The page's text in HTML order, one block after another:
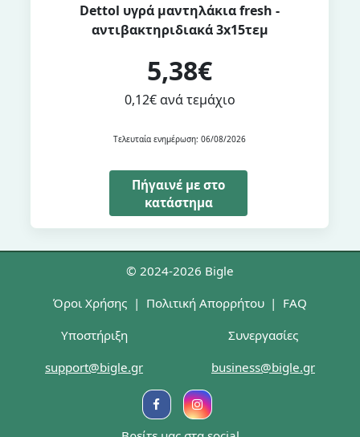
Dettol υγρά μαντηλάκια fresh -
αντιβακτηριδιακά 3x15τεμ
5,38€
0,12€ ανά τεμάχιο
Τελευταία ενημέρωση: 06/08/2026
Πήγαινέ με στο
κατάστημα
© 2024-2026 Bigle
Όροι Χρήσης | Πολιτική Απορρήτου | FAQ
Υποστήριξη
support@bigle.gr
Συνεργασίες
business@bigle.gr